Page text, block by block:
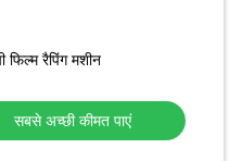
फिल्म रैपिंग मशीन
सबसे अच्छी कीमत पाएं